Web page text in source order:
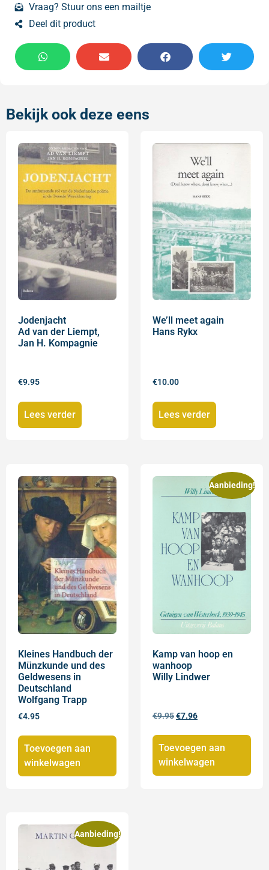
Vraag? Stuur ons een mailtje
Deel dit product
Bekijk ook deze eens
Jodenjacht
Ad van der Liempt,
Jan H. Kompagnie
€9.95
Lees verder
We’ll meet again
Hans Rykx
€10.00
Lees verder
Kleines Handbuch der
Münzkunde und des
Geldwesens in
Deutschland
Wolfgang Trapp
€4.95
Toevoegen aan
winkelwagen
Aanbieding!
Kamp van hoop en
wanhoop
Willy Lindwer
€9.95€7.96
Toevoegen aan
winkelwagen
Aanbieding!